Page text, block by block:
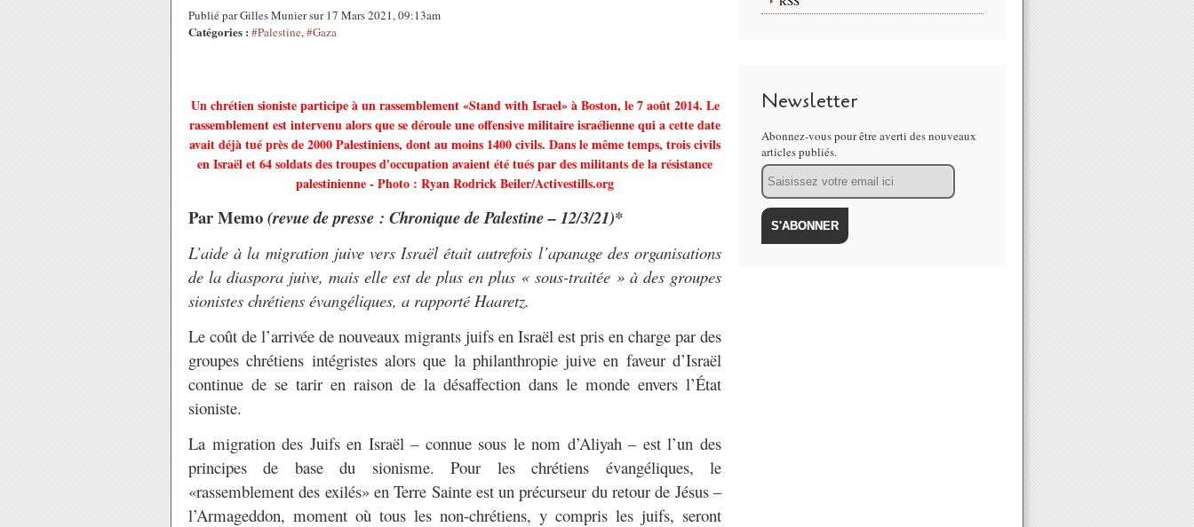
Publié par Gilles Munier sur 17 Mars 2021, 09:13am
Catégories : #Palestine,#Gaza
Un chrétien sioniste participe à un rassemblement «Stand with Israel» à Boston, le 7 août 2014. Le
rassemblement est intervenu alors que se déroule une offensive militaire israélienne qui a cette date
avait déjà tué près de 2000 Palestiniens, dont au moins 1400 civils. Dans le même temps, trois civils
en Israël et 64 soldats des troupes d'occupation avaient été tués par des militants de la résistance
palestinienne - Photo : Ryan Rodrick Beiler/Activestills.org
Par Memo(revue de presse : Chronique de Palestine – 12/3/21)*
L’aide à la migration juive vers Israël était autrefois l’apanage des organisations
de la diaspora juive, mais elle est de plus en plus « sous-traitée » à des groupes
sionistes chrétiens évangéliques, a rapporté Haaretz.
Le coût de l’arrivée de nouveaux migrants juifs en Israël est pris en charge par des
groupes chrétiens intégristes alors que la philanthropie juive en faveur d’Israël
continue de se tarir en raison de la désaffection dans le monde envers l’État
sioniste.
La migration des Juifs en Israël – connue sous le nom d’Aliyah – est l’un des
principes de base du sionisme. Pour les chrétiens évangéliques, le
«rassemblement des exilés» en Terre Sainte est un précurseur du retour de Jésus –
l’Armageddon, moment où tous les non-chrétiens, y compris les juifs, seront
Newsletter
Abonnez-vous pour être averti des nouveaux
articles publiés.
Email